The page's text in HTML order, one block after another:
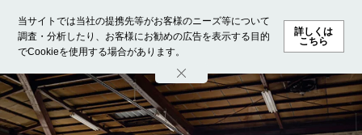
当サイトでは当社の提携先等がお客様のニーズ等について
調査・分析したり、お客様にお勧めの広告を表示する目的
でCookieを使用する場合があります。
詳しくは
こちら
ホーム モデル募集 ランキング ファッション ビューテ